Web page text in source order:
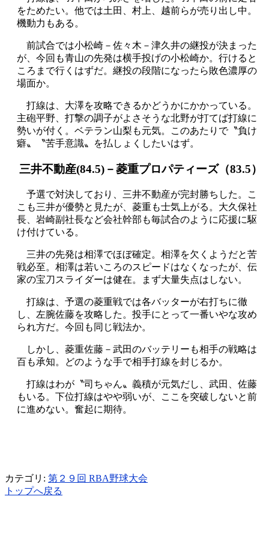
をためたい。他では土田、村上、越前らが売り出し中。
機動力もある。
前試合では小松崎－佐々木－津久井の継投が決まった
が、今回も青山の先発は横手投げの小松崎か。行けると
ころまで行くはずだ。継投の段階になったら敗色濃厚の
場面か。
打線は、大澤を攻略できるかどうかにかかっている。
主砲平野、打撃の調子がよさそうな北野が打てば打線に
勢いが付く。ベテラン山梨も元気。このあたりで〝負け
癖〟〝苦手意識〟を払しょくしたいはず。
三井不動産(84.5)－菱重プロパティーズ（83.5）
予選で対決しており、三井不動産が完封勝ちした。こ
こも三井が優勢と見たが、菱重も士気上がる。大久保社
長、岩崎副社長など会社幹部も毎試合のように応援に駆
け付けている。
三井の先発は相澤でほぼ確定。相澤を欠くようだと苦
戦必至。相澤は若いころのスピードはなくなったが、伝
家の宝刀スライダーは健在。まず大量失点はしない。
打線は、予選の菱重戦では各バッターが右打ちに徹
し、左腕佐藤を攻略した。投手にとって一番いやな攻め
られ方だ。今回も同じ戦法か。
しかし、菱重佐藤－武田のバッテリーも相手の戦略は
百も承知。どのような手で相手打線を封じるか。
打線はわが〝司ちゃん〟義積が元気だし、武田、佐藤
もいる。下位打線はやや弱いが、ここを突破しないと前
に進めない。奮起に期待。
カテゴリ: 第２９回 RBA野球大会
トップへ戻る